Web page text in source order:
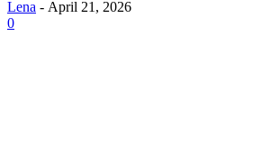
Lena - April 21, 2026
0